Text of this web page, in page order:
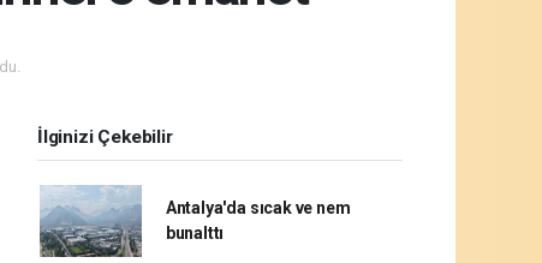
İlginizi Çekebilir
Antalya'da sıcak ve nem
bunalttı